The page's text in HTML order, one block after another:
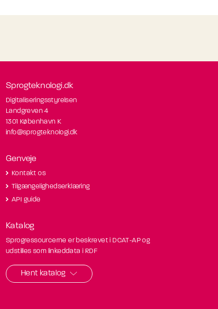
Sprogteknologi.dk
Digitaliseringsstyrelsen
Landgreven 4
1301 København K
info@sprogteknologi.dk
Genveje
Kontakt os
Tilgængelighedserklæring
API guide
Katalog
Sprogressourcerne er beskrevet i DCAT-AP og
udstilles som linkeddata i RDF
Hent katalog